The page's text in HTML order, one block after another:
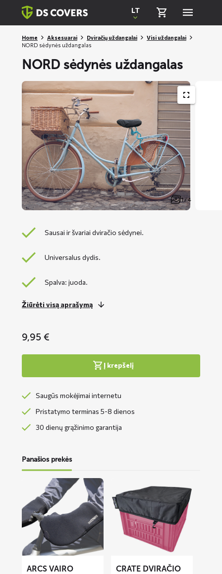
Skiplinks
LT
Home Aksesuarai Dviračių uždangalai
Visi uždangalai
NORD sėdynės uždangalas
NORD sėdynės uždangalas
1 / 4
Sausai ir švariai dviračio sėdynei.
Universalus dydis.
Spalva: juoda.
Žiūrėti visą aprašymą
9,95 €
Į krepšelį
Saugūs mokėjimai internetu
Pristatymo terminas 5-8 dienos
30 dienų grąžinimo garantija
Panašios prekės
meer
over
ARCS
pirštinės
ARCS VAIRO
meer
over
CRATE
dviračio
CRATE DVIRAČIO